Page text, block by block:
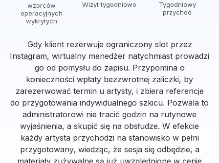
wzorców
operacyjnych
wykrytych
Wizyt tygodniowo
Tygodniowy
przychód
Gdy klient rezerwuje ograniczony slot przez
Instagram, wirtualny menedżer natychmiast prowadzi
go od pomysłu do zapisu. Przypomina o
konieczności wpłaty bezzwrotnej zaliczki, by
zarezerwować termin u artysty, i zbiera referencje
do przygotowania indywidualnego szkicu. Pozwala to
administratorowi nie tracić godzin na rutynowe
wyjaśnienia, a skupić się na obsłudze. W efekcie
każdy artysta przychodzi na stanowisko w pełni
przygotowany, wiedząc, że sesja się odbędzie, a
materiały zużywalne są już uwzględnione w cenie